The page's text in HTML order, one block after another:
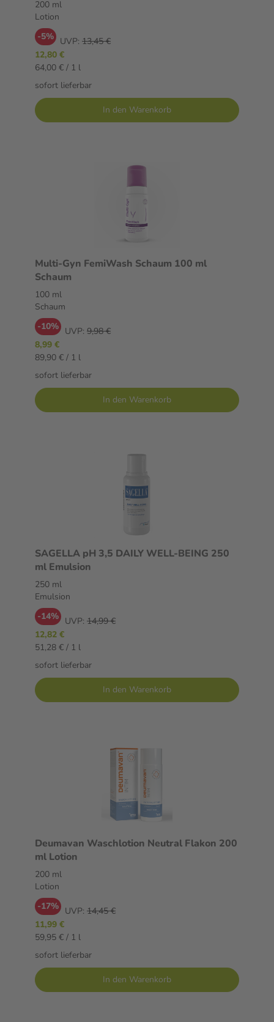
200 ml
Lotion
-5% UVP: 13,45 €
12,80 €
64,00 € / 1 l
sofort lieferbar
In den Warenkorb
Multi-Gyn FemiWash Schaum 100 ml
Schaum
100 ml
Schaum
-10% UVP: 9,98 €
8,99 €
89,90 € / 1 l
sofort lieferbar
In den Warenkorb
SAGELLA pH 3,5 DAILY WELL-BEING 250
ml Emulsion
250 ml
Emulsion
-14% UVP: 14,99 €
12,82 €
51,28 € / 1 l
sofort lieferbar
In den Warenkorb
Deumavan Waschlotion Neutral Flakon 200
ml Lotion
200 ml
Lotion
-17% UVP: 14,45 €
11,99 €
59,95 € / 1 l
sofort lieferbar
In den Warenkorb